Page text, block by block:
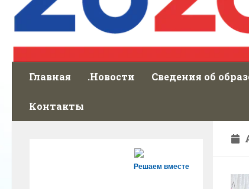
Главная .Новости Сведения об
Контакты
Решаем вместе